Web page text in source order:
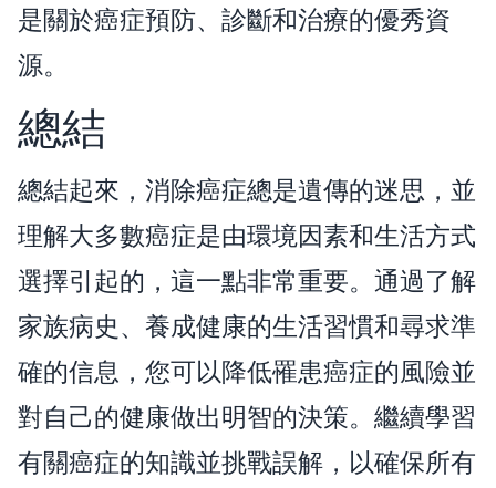
是關於癌症預防、診斷和治療的優秀資
源。
總結
總結起來，消除癌症總是遺傳的迷思，並
理解大多數癌症是由環境因素和生活方式
選擇引起的，這一點非常重要。通過了解
家族病史、養成健康的生活習慣和尋求準
確的信息，您可以降低罹患癌症的風險並
對自己的健康做出明智的決策。繼續學習
有關癌症的知識並挑戰誤解，以確保所有